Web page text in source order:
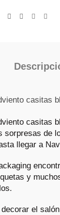
casitas
casitas
sorpresas de
llegar a
y
el